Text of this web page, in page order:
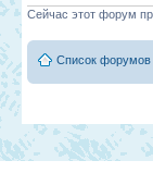
Сейчас этот форум
Список форумов